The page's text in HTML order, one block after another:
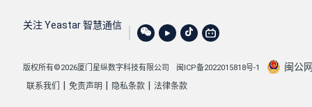
关注 Yeastar 智慧通信
版权所有©2026厦门星纵数字科技有限公司 闽ICP备2022015818号-1 闽公
联系我们 免责声明 隐私条款 法律条款